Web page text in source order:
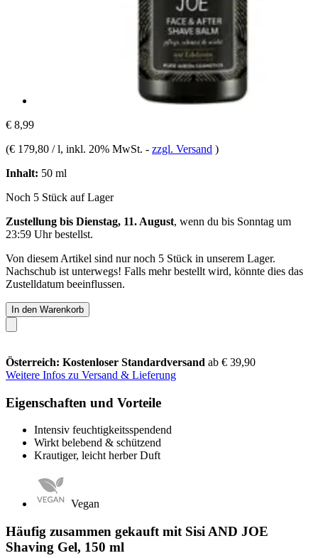
€ 8,99
(€ 179,80 / l, inkl. 20% MwSt. - zzgl. Versand )
Inhalt: 50 ml
Noch 5 Stück auf Lager
Zustellung bis Dienstag, 11. August, wenn du bis Sonntag um
23:59 Uhrbestellst.
Von diesem Artikel sind nur noch 5 Stück in unserem Lager.
Nachschub ist unterwegs! Falls mehr bestellt wird, könnte dies das
Zustelldatum beeinflussen.
In den Warenkorb
Österreich: Kostenloser Standardversand ab € 39,90
Weitere Infos zu Versand & Lieferung
Eigenschaften und Vorteile
Intensiv feuchtigkeitsspendend
Wirkt belebend & schützend
Krautiger, leicht herber Duft
Vegan
Häufig zusammen gekauft mit Sisi AND JOE
Shaving Gel, 150 ml